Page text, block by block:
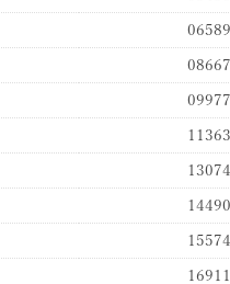
06589
08667
09977
11363
13074
14490
15574
16911